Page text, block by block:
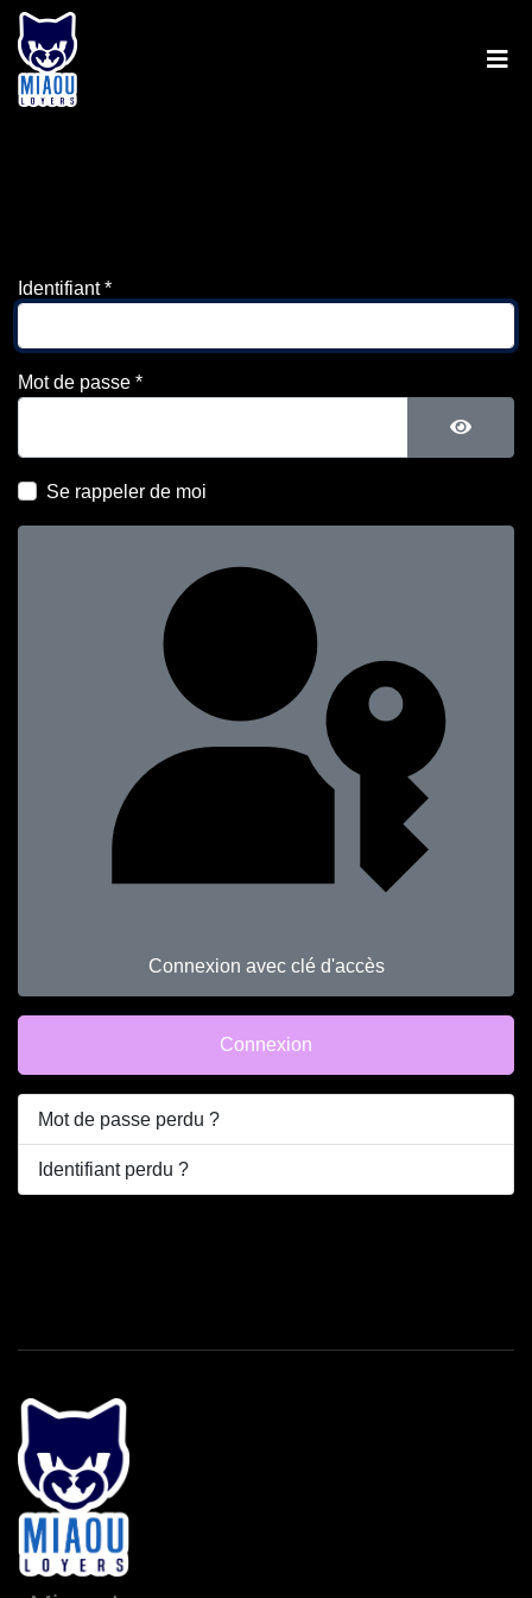
Identifiant*
Mot de passe *
Afficher
Se rappeler de moi
Connexion avec clé d'accès
Connexion
Mot de passe perdu ?
Identifiant perdu ?